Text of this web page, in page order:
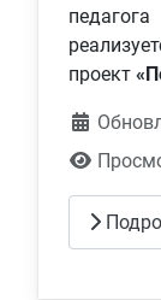
проект